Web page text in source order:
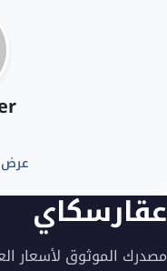
عرض
عقارسكاي
مصدرك الموثوق لأسعار